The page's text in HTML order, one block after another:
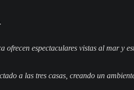
ofrecen espectaculares vistas al mar y
a las tres casas, creando un